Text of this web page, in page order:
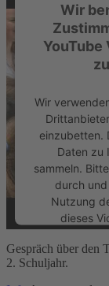
Wir
Wir
einzubetten.
Daten zu
sammeln.
durch
Nutzung
dieses
Mehr
Gespräch über den
2. Schuljahr.